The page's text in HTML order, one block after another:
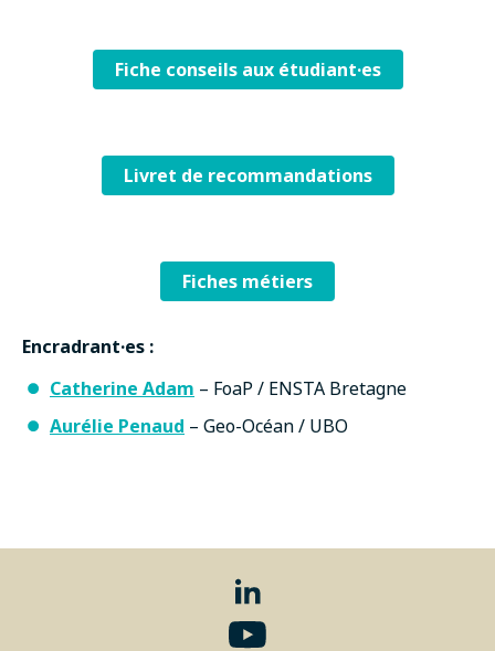
Fiche conseils aux étudiant·es
Livret de recommandations
Fiches métiers
Encradrant·es :
Catherine Adam – FoaP / ENSTA Bretagne
Aurélie Penaud – Geo-Océan / UBO